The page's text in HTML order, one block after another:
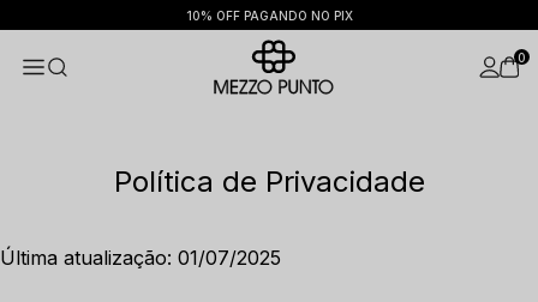
PARCELAMENTO EM ATÉ 6X SEM
0
Política de Privacidade
Última atualização: 01/07/2025